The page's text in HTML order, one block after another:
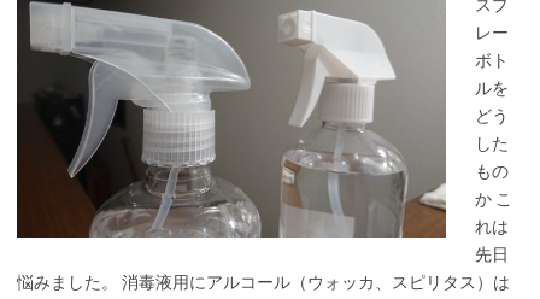
スプ
レー
ボト
ルを
どう
した
もの
か こ
れは
先日
悩みました。 消毒液用にアルコール（ウォッカ、スピリタス）は